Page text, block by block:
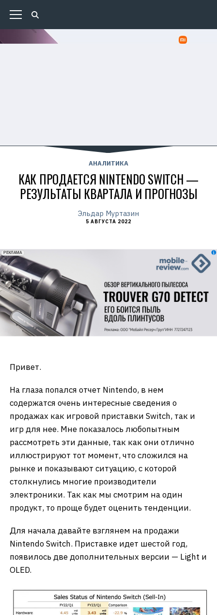
АНАЛИТИКА
КАК ПРОДАЕТСЯ NINTENDO SWITCH —
РЕЗУЛЬТАТЫ КВАРТАЛА И ПРОГНОЗЫ
Эльдар Муртазин
5 АВГУСТА 2022
erid: 2VfnxxmNzs5
РЕКЛАМА
Привет.
На глаза попался отчет Nintendo, в нем
содержатся очень интересные сведения о
продажах как игровой приставки Switch, так и
игр для нее. Мне показалось любопытным
рассмотреть эти данные, так как они отлично
иллюстрируют тот момент, что сложился на
рынке и показывают ситуацию, с которой
столкнулись многие производители
электроники. Так как мы смотрим на один
продукт, то проще будет оценить тенденции.
Для начала давайте взглянем на продажи
Nintendo Switch. Приставке идет шестой год,
появилось две дополнительных версии — Light и
OLED.